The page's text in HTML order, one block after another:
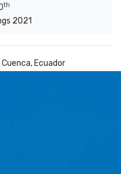
th
2021
Ecuador